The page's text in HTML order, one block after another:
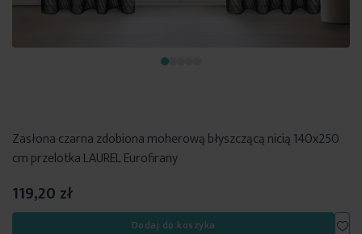
Zasłona czarna zdobiona moherową błyszczącą nicią 140x250
cm przelotka LAUREL Eurofirany
119,20 zł
Dodaj do koszyka